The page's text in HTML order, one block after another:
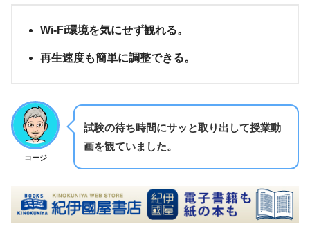
Wi-Fi環境を気にせず観れる。
再生速度も簡単に調整できる。
コージ
試験の待ち時間にサッと取り出して授業動
画を観ていました。